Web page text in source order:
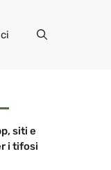
siti e
i tifosi